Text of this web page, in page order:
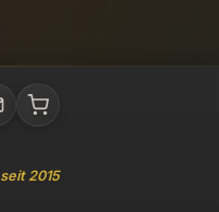
seit 2015